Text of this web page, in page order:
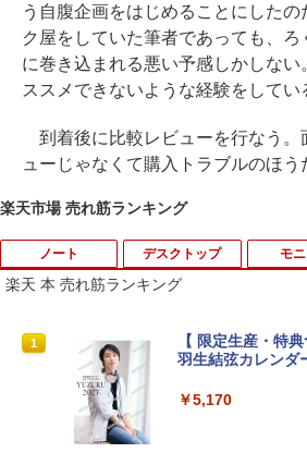
う自腹企画をはじめることにした
ク屋をしていた筆者であっても、
に巻き込まれる悪い予感しかしない
ススメできないような経験をしてい
到着後に比較レビューを行なう。
ューじゃなくて購入トラブルのほう
楽天市場 売れ筋ランキング
ノート
1
中古ノートパソ
ore i5
B/1TB選択可 15.6
デスクトップ モ
1
【マラソンセー
【まとめ買いでお
LL E1916H
楽天 本 売れ筋ランキング
1
【 限定生産・特
羽生結弦カレンダ
￥5,170